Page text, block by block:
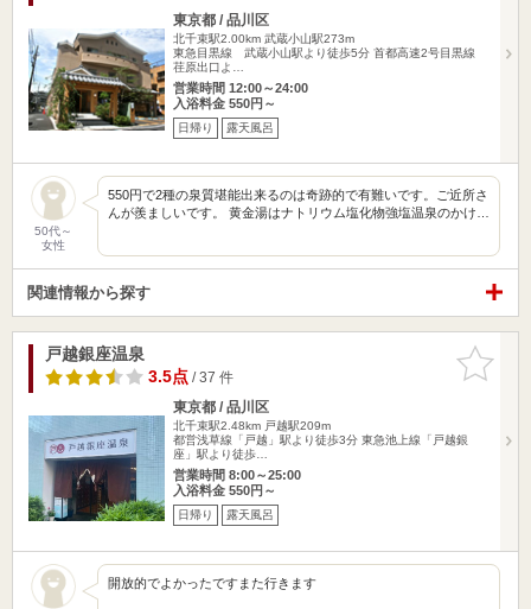
東京都 / 品川区
北千束駅2.00km 武蔵小山駅273m
東急目黒線 武蔵小山駅より徒歩5分 首都高速2号目黒線
荏原出口よ…
営業時間 12:00～24:00
入浴料金 550円～
日帰り 露天風呂
50代～
女性
550円で2種の泉質堪能出来るのは奇跡的で有難いです。ご近所さ
んが羨ましいです。 黄金湯はナトリウム塩化物強塩温泉のかけ…
関連情報から探す
お気に入
りに追加
戸越銀座温泉
3.5点/ 37 件
東京都 / 品川区
北千束駅2.48km 戸越駅209m
都営浅草線「戸越」駅より徒歩3分 東急池上線「戸越銀
座」駅より徒歩…
営業時間 8:00～25:00
入浴料金 550円～
日帰り 露天風呂
開放的でよかったですまた行きます